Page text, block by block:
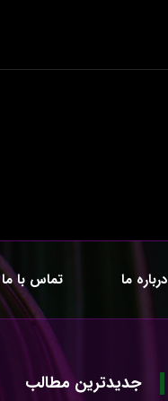
درباره ما تماس با ما
جدیدترین مطالب